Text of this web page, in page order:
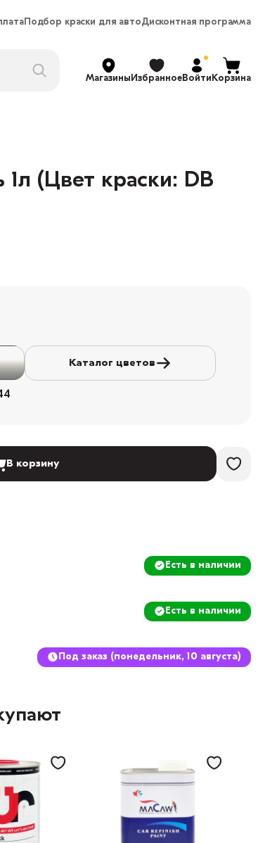
Подбор краски для автоДисконтная программа
МагазиныИзбранноеВойтиКорзина
1л (Цвет краски: DB
Каталог цветов
В корзину
Есть в наличии
Есть в наличии
Под заказ (понедельник, 10 августа)